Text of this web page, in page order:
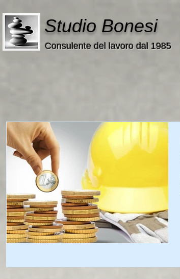
Studio Bonesi
Consulente del lavoro dal 1985